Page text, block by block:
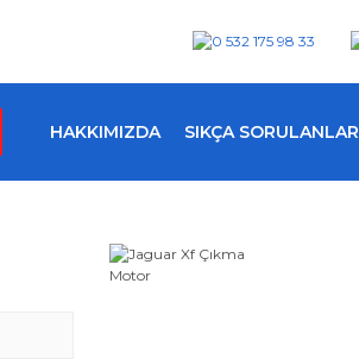
HAKKIMIZDA SIKÇA SORULANLAR